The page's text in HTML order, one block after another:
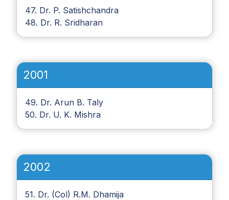
47. Dr. P. Satishchandra
48. Dr. R. Sridharan
2001
49. Dr. Arun B. Taly
50. Dr. U. K. Mishra
2002
51. Dr. (Col) R.M. Dhamija